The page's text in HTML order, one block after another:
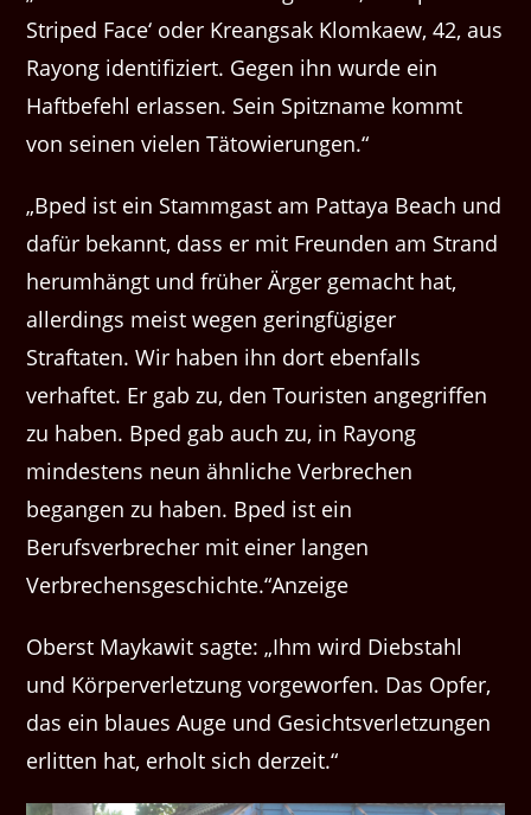
Striped Face‘ oder Kreangsak Klomkaew, 42, aus
Rayong identifiziert. Gegen ihn wurde ein
Haftbefehl erlassen. Sein Spitzname kommt
von seinen vielen Tätowierungen.“
„Bped ist ein Stammgast am Pattaya Beach und
dafür bekannt, dass er mit Freunden am Strand
herumhängt und früher Ärger gemacht hat,
allerdings meist wegen geringfügiger
Straftaten. Wir haben ihn dort ebenfalls
verhaftet. Er gab zu, den Touristen angegriffen
zu haben. Bped gab auch zu, in Rayong
mindestens neun ähnliche Verbrechen
begangen zu haben. Bped ist ein
Berufsverbrecher mit einer langen
Verbrechensgeschichte.“Anzeige
Oberst Maykawit sagte: „Ihm wird Diebstahl
und Körperverletzung vorgeworfen. Das Opfer,
das ein blaues Auge und Gesichtsverletzungen
erlitten hat, erholt sich derzeit.“